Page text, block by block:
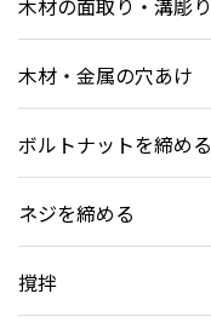
木材・金属の穴あけ
ボルトナットを締める
ネジを締める
撹拌